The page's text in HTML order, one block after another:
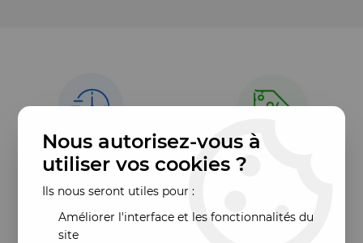
Nous autorisez-vous à
utiliser vos cookies ?
Ils nous seront utiles pour :
Améliorer l'interface et les fonctionnalités du
site